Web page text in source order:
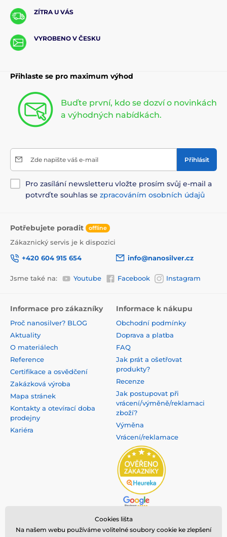
ZÍTRA U VÁS
VYROBENO V ČESKU
Přihlaste se pro maximum výhod
Buďte první, kdo se dozví o novinkách
a výhodných nabídkách.
Zde napište váš e-mail Přihlásit
Pro zasílání newsletteru vložte prosím svůj e-mail a
potvrďte souhlas se zpracováním osobních údajů
Potřebujete poradit offline
Zákaznický servis je k dispozici
+420 604 915 654
info@nanosilver.cz
Jsme také na: Youtube Facebook Instagram
Informace pro zákazníky
Proč nanosilver? BLOG
Aktuality
O materiálech
Reference
Certifikace a osvědčení
Zakázková výroba
Mapa stránek
Kontakty a otevírací doba
prodejny
Kariéra
Informace k nákupu
Obchodní podmínky
Doprava a platba
FAQ
Jak prát a ošetřovat
produkty?
Recenze
Jak postupovat při
vrácení/výměně/reklamaci
zboží?
Výměna
Vrácení/reklamace
Cookies lišta
Na našem webu používáme volitelné soubory cookie ke zlepšení